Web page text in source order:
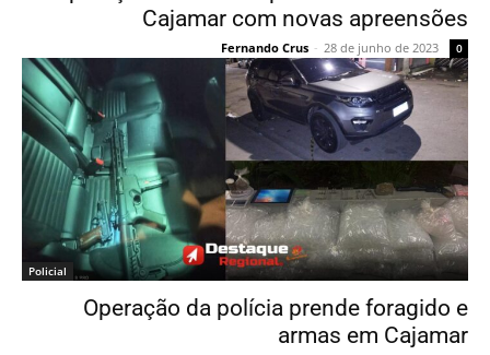
Cajamar com novas apreensões
Fernando Crus - 28 de junho de 2023 0
Policial
Operação da polícia prende foragido e
armas em Cajamar